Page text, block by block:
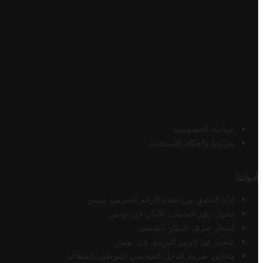
سياسة الخصوصية
شروط وأحكام الاستخدام
أدواتنا
أداة التحقق من صحة الرقم الضريبي تونس
محول رقم الحساب الآيبان في تونس
أسعار صرف الدينار التونسي
البحث عن الرمز البريدي في تونس
محاكي ضريبة الدخل الشخصي للموظف/المتقاعد